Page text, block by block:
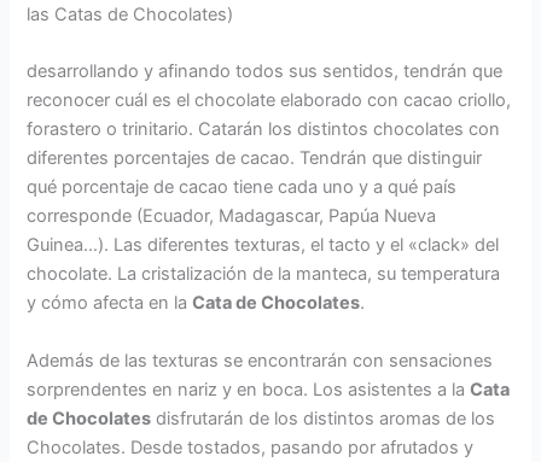
las Catas de Chocolates)
desarrollando y afinando todos sus sentidos, tendrán que
reconocer cuál es el chocolate elaborado con cacao criollo,
forastero o trinitario. Catarán los distintos chocolates con
diferentes porcentajes de cacao. Tendrán que distinguir
qué porcentaje de cacao tiene cada uno y a qué país
corresponde (Ecuador, Madagascar, Papúa Nueva
Guinea…). Las diferentes texturas, el tacto y el «clack» del
chocolate. La cristalización de la manteca, su temperatura
y cómo afecta en laCata de Chocolates.
Además de las texturas se encontrarán con sensaciones
sorprendentes en nariz y en boca. Los asistentes a laCata
de Chocolates disfrutarán de los distintos aromas de los
Chocolates. Desde tostados, pasando por afrutados y